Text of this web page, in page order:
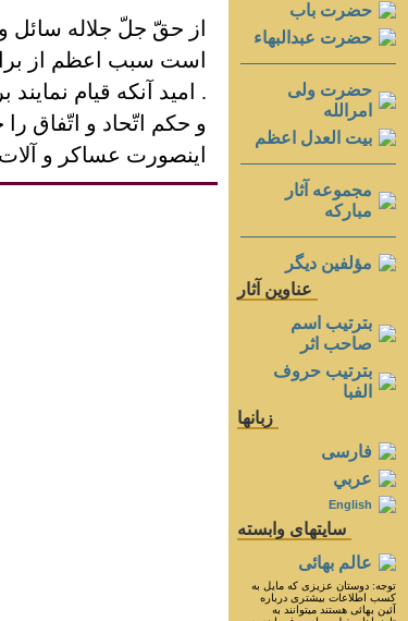
از حقّ جلّ جلاله سائل
است سبب اعظم از
. اميد آنکه قيام
و حکم اتّحاد و اتّفاق
اينصورت عساکر و
حضرت باب
حضرت عبدالبهاء
حضرت ولی
امرالله
بيت العدل اعظم
مجموعه آثار
مباركه
مؤلفين ديگر
عناوين آثار
بترتيب اسم
صاحب اثر
بترتيب حروف
الفبا
زبانها
فارسی
عربي
English
سايتهای وابسته
عالم بهائی
توجه: دوستان عزيزى كه مايل به
كسب اطلاعات بيشترى درباره
آئين بهائى هستند ميتوانند به